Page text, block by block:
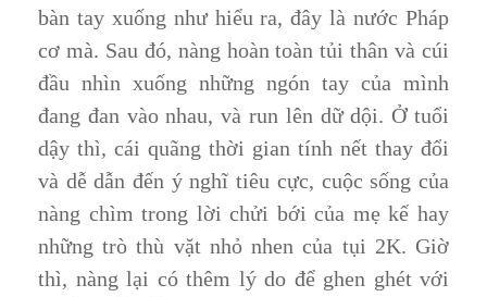
bàn tay xuống như hiểu ra, đây là nước Pháp
cơ mà. Sau đó, nàng hoàn toàn tủi thân và cúi
đầu nhìn xuống những ngón tay của mình
đang đan vào nhau, và run lên dữ dội. Ở tuổi
dậy thì, cái quãng thời gian tính nết thay đổi
và dễ dẫn đến ý nghĩ tiêu cực, cuộc sống của
nàng chìm trong lời chửi bới của mẹ kế hay
những trò thù vặt nhỏ nhen của tụi 2K. Giờ
thì, nàng lại có thêm lý do để ghen ghét với